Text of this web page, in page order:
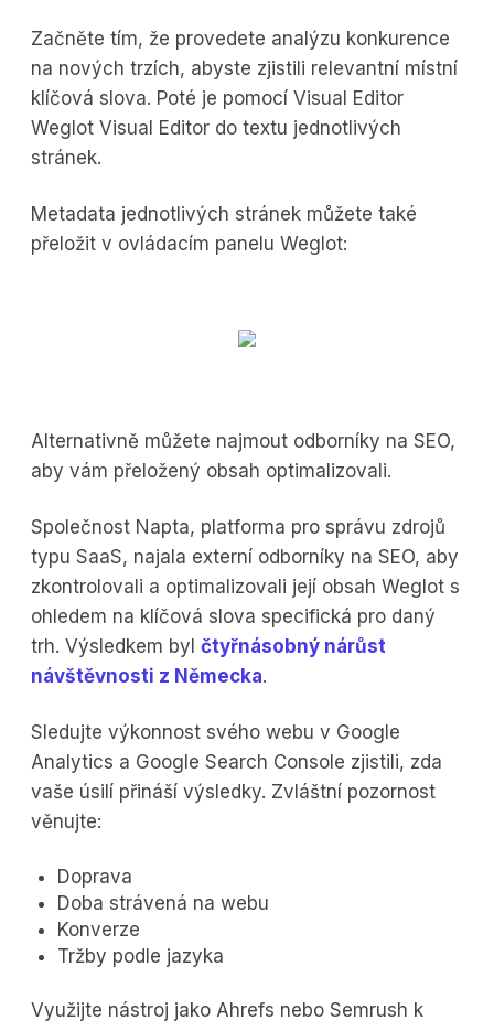
Začněte tím, že provedete analýzu konkurence
na nových trzích, abyste zjistili relevantní místní
klíčová slova. Poté je pomocí Visual Editor
Weglot Visual Editor do textu jednotlivých
stránek.
Metadata jednotlivých stránek můžete také
přeložit v ovládacím panelu Weglot:
Alternativně můžete najmout odborníky na SEO,
aby vám přeložený obsah optimalizovali.
Společnost Napta, platforma pro správu zdrojů
typu SaaS, najala externí odborníky na SEO, aby
zkontrolovali a optimalizovali její obsah Weglot s
ohledem na klíčová slova specifická pro daný
trh. Výsledkem byl čtyřnásobný nárůst
návštěvnosti z Německa.
Sledujte výkonnost svého webu v Google
Analytics a Google Search Console zjistili, zda
vaše úsilí přináší výsledky. Zvláštní pozornost
věnujte:
Doprava
Doba strávená na webu
Konverze
Tržby podle jazyka
Využijte nástroj jako Ahrefs nebo Semrush k